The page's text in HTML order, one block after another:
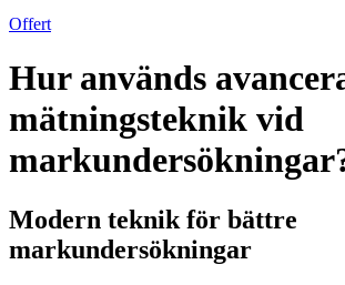
Offert
Hur används
mätningsteknik vid
Modern teknik för bättre
markundersökningar